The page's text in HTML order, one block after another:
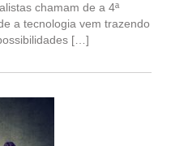
chamam de a 4ª
a tecnologia vem trazendo
[…]